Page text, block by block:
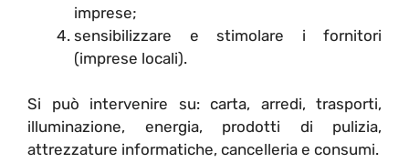
imprese;
sensibilizzare e stimolare i fornitori
(imprese locali).
Si può intervenire su: carta, arredi, trasporti,
illuminazione, energia, prodotti di pulizia,
attrezzature informatiche, cancelleria e consumi.